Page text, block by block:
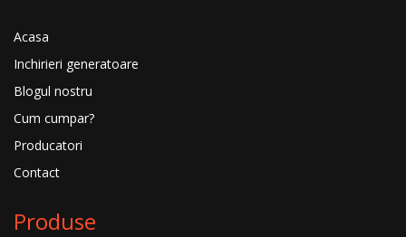
Acasa
Inchirieri generatoare
Blogul nostru
Cum cumpar?
Producatori
Contact
Produse